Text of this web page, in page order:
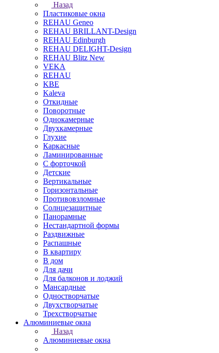
Назад
Пластиковые окна
REHAU Geneo
REHAU BRILLANT-Design
REHAU Edinburgh
REHAU DELIGHT-Design
REHAU Blitz New
VEKA
REHAU
KBE
Kaleva
Откидные
Поворотные
Однокамерные
Двухкамерные
Глухие
Каркасные
Ламинированные
С форточкой
Детские
Вертикальные
Горизонтальные
Противовзломные
Солнцезащитные
Панорамные
Нестандартной формы
Раздвижные
Распашные
В квартиру
В дом
Для дачи
Для балконов и лоджий
Мансардные
Одностворчатые
Двухстворчатые
Трехстворчатые
Алюминиевые окна
Назад
Алюминиевые окна